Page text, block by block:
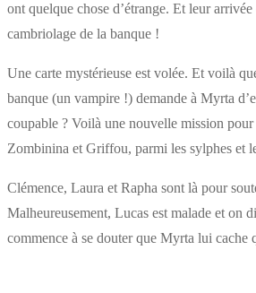
ont quelque chose d’étrange. Et leur
cambriolage de la banque !
Une carte mystérieuse est volée. Et voilà
banque (un vampire !) demande à Myrta
coupable ? Voilà une nouvelle mission
Zombinina et Griffou, parmi les sylphes et
Clémence, Laura et Rapha sont là pour
Malheureusement, Lucas est malade et on
commence à se douter que Myrta lui cache